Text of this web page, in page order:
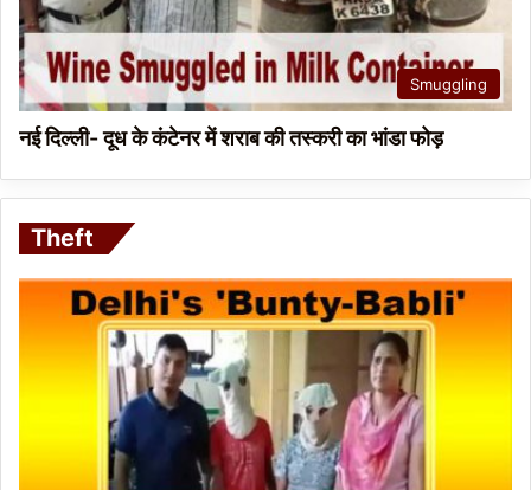
Smuggling
नई दिल्ली- दूध के कंटेनर में शराब की तस्करी का भांडा फोड़
Theft